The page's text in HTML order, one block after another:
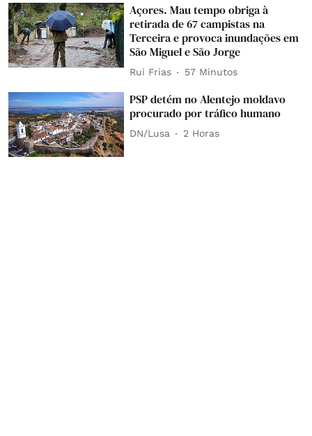
Açores. Mau tempo obriga à
retirada de 67 campistas na
Terceira e provoca inundações em
São Miguel e São Jorge
Rui Frias 57 Minutos
PSP detém no Alentejo moldavo
procurado por tráfico humano
DN/Lusa 2 Horas